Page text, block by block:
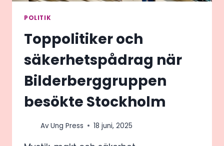
POLITIK
Toppolitiker och
säkerhetspådrag när
Bilderberggruppen
besökte Stockholm
AvUng Press 18 juni, 2025